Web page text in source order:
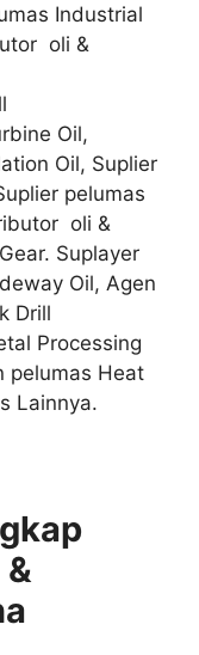
Industrial
oli &
Oil,
Oil, Suplier
pelumas
oli &
Suplayer
Oil, Agen
Drill
Processing
pelumas Heat
Lainnya.